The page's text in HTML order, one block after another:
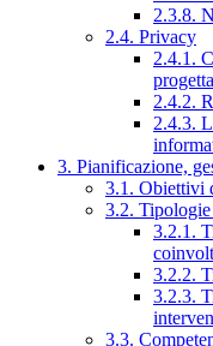
2.3.8.
2.4. Privacy
2.4.1.
2.4.2.
2.4.3.
3. Pianificazione,
3.1. Obiettivi
3.2.
3.2.1.
3.2.2.
3.2.3.
3.3.